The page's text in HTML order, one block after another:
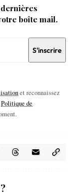
dernières
boîte mail.
et reconnaissez
Politique de